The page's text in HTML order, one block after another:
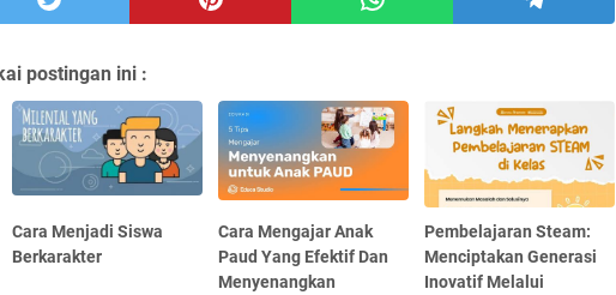
postingan ini :
Cara Menjadi Siswa
Berkarakter
Cara Mengajar Anak
Paud Yang Efektif Dan
Menyenangkan
Pembelajaran Steam:
Menciptakan Generasi
Inovatif Melalui